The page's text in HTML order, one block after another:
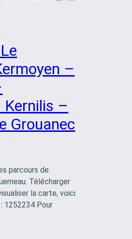
–
Kernilis –
Grouanec
parcours de
Télécharger
la carte, voici
1252234 Pour